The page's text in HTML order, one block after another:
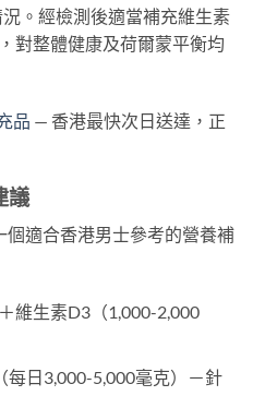
。經檢測後適當補充維生素
對整體健康及荷爾蒙平衡均
品 — 香港最快次日送達，正
議
適合香港男士參考的營養補
維生素D3（1,000-2,000
每日3,000-5,000毫克）－針